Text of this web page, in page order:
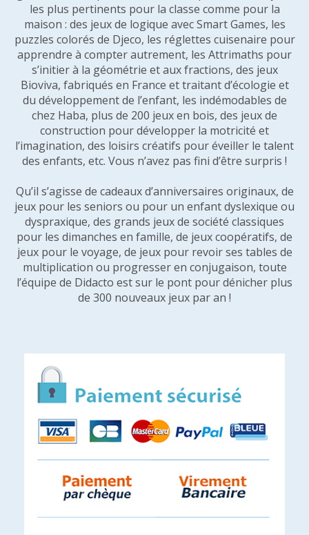
les plus pertinents pour la classe comme pour la
maison : des jeux de logique avec Smart Games, les
puzzles colorés de Djeco, les réglettes cuisenaire pour
apprendre à compter autrement, les Attrimaths pour
s’initier à la géométrie et aux fractions, des jeux
Bioviva, fabriqués en France et traitant d’écologie et
du développement de l’enfant, les indémodables de
chez Haba, plus de 200 jeux en bois, des jeux de
construction pour développer la motricité et
l’imagination, des loisirs créatifs pour éveiller le talent
des enfants, etc. Vous n’avez pas fini d’être surpris !
Qu’il s’agisse de cadeaux d’anniversaires originaux, de
jeux pour les seniors ou pour un enfant dyslexique ou
dyspraxique, des grands jeux de société classiques
pour les dimanches en famille, de jeux coopératifs, de
jeux pour le voyage, de jeux pour revoir ses tables de
multiplication ou progresser en conjugaison, toute
l’équipe de Didacto est sur le pont pour dénicher plus
de 300 nouveaux jeux par an !